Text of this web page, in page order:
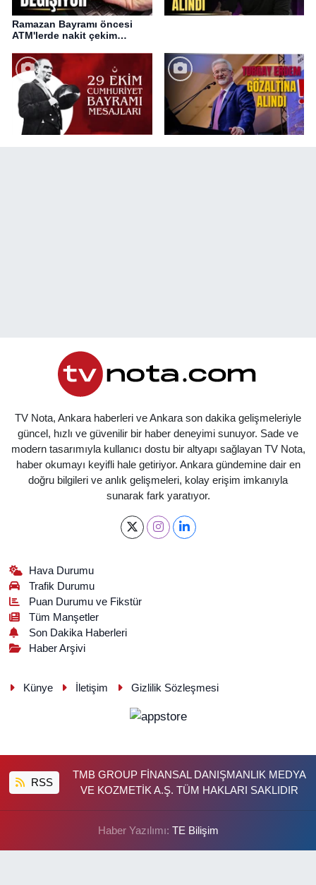
Ramazan Bayramı öncesi
ATM'lerde nakit çekim
TV Nota, Ankara haberleri ve Ankara son dakika gelişmeleriyle
güncel, hızlı ve güvenilir bir haber deneyimi sunuyor. Sade ve
modern tasarımıyla kullanıcı dostu bir altyapı sağlayan TV Nota,
haber okumayı keyifli hale getiriyor. Ankara gündemine dair en
doğru bilgileri ve anlık gelişmeleri, kolay erişim imkanıyla
sunarak fark yaratıyor.
Hava Durumu
Trafik Durumu
Puan Durumu ve Fikstür
Tüm Manşetler
Son Dakika Haberleri
Haber Arşivi
Künye İletişim Gizlilik Sözleşmesi
RSS
TMB GROUP FİNANSAL DANIŞMANLIK MEDYA
VE KOZMETİK A.Ş. TÜM HAKLARI SAKLIDIR
Haber Yazılımı: TE Bilişim